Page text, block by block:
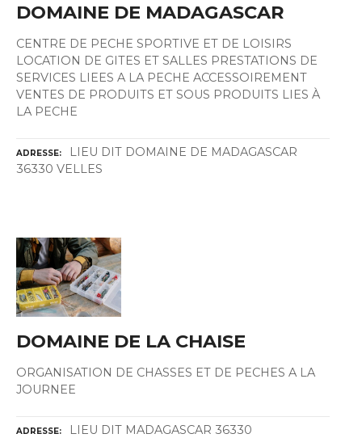
DOMAINE DE MADAGASCAR
CENTRE DE PECHE SPORTIVE ET DE LOISIRS
LOCATION DE GITES ET SALLES PRESTATIONS DE
SERVICES LIEES A LA PECHE ACCESSOIREMENT
VENTES DE PRODUITS ET SOUS PRODUITS LIES À
LA PECHE
ADRESSE
LIEU DIT DOMAINE DE MADAGASCAR
36330 VELLES
DOMAINE DE LA CHAISE
ORGANISATION DE CHASSES ET DE PECHES A LA
JOURNEE
ADRESSE LIEU DIT MADAGASCAR 36330